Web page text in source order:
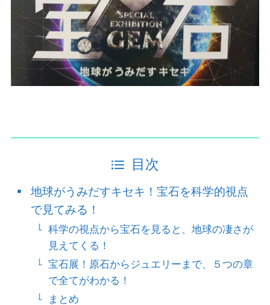
目次
地球がうみだすキセキ！宝石を科学的視点
で見てみる！
科学の視点から宝石を見ると、地球の凄さが
見えてくる！
宝石展！原石からジュエリーまで、５つの章
で全てがわかる！
まとめ